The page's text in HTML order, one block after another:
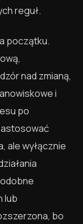
reguł.
początku.
nad zmianą,
i
po
ale wyłącznie
lub
bo